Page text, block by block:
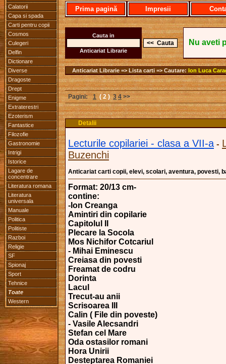
Calatorii
Capa si spada
Carti pentru copii
Cosmos
Culegeri
Delfin
Dictionare
Diverse
Dragoste
Drept
Enigme
Extraterestri
Ezoterism
Fantastice
Filozofie
Gastronomie
Intrigi
Istorice
Lagare de
concentrare
Literatura romana
Literatura
universala
Manuale
Politica
Politiste
Razboi
Religie
SF
Spionaj
Sport
Tehnice
Toate
Western
Prima pagină Impresii
Cauta in
Anticariat Librarie
Nu aveti
Anticariat Librarie => Lista carti => Cautare: Ion Luca
Pagini: 1 ( 2 ) 3 4 >>
Detalii
Lecturile copilariei - clasa a VII-a-
Buzenchi
Anticariat carti copii, elevi, scolari, aventura, povesti,
Format: 20/13 cm-
contine:
-Ion Creanga
Amintiri din copilarie
Capitolul II
Plecare la Socola
Mos Nichifor Cotcariul
- Mihai Eminescu
Creiasa din povesti
Freamat de codru
Dorinta
Lacul
Trecut-au anii
Scrisoarea III
Calin ( File din poveste)
- Vasile Alecsandri
Stefan cel Mare
Oda ostasilor romani
Hora Unirii
Desteptarea Romaniei